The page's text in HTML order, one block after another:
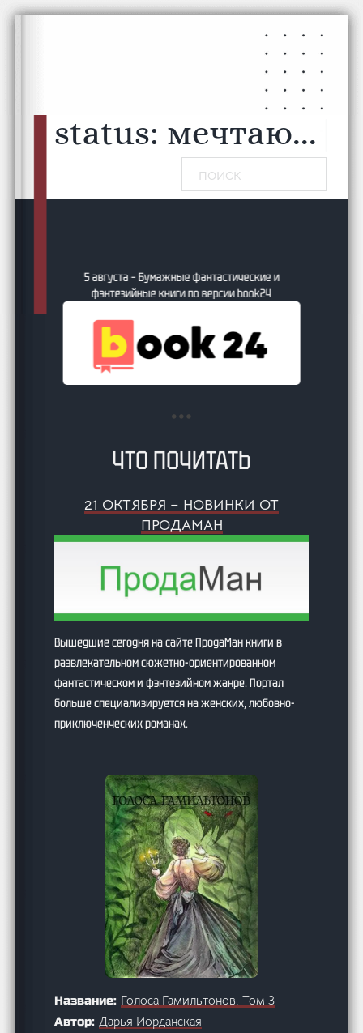
Перейти к основному содержанию
Перейти к нижнему колонтитулу
status: мечтаю...
Поиск
5 августа – Бумажные фантастические и
фэнтезийные книги по версии book24
ЧТО ПОЧИТАТЬ
21 ОКТЯБРЯ – НОВИНКИ ОТ
ПРОДАМАН
Вышедшие сегодня на сайте ПродаМан книги в
развлекательном сюжетно-ориентированном
фантастическом и фэнтезийном жанре. Портал
больше специализируется на женских, любовно-
приключенческих романах.
Название: Голоса Гамильтонов. Том 3
Автор:Дарья Иорданская